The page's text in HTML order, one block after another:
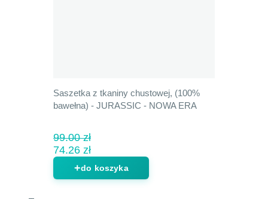
Saszetka z tkaniny chustowej, (100%
bawełna) - JURASSIC - NOWA ERA
99.00 zł
74.26 zł
do koszyka